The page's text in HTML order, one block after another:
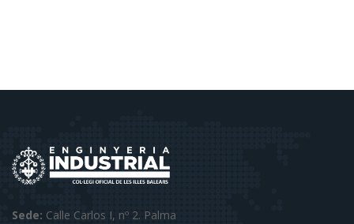
Sede: Calle Carlos I, nº 2. Palma